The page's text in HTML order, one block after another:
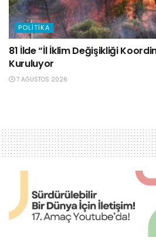
POLITIKA
81 İlde “İl İklim Değişikliği
Kuruluyor
7 AĞUSTOS 2026